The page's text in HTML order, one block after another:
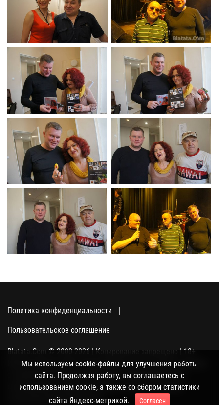
Политика конфиденциальности
Пользовательское соглашение
Blatata.Com © 2000-2026 | Копирование запрещено | 18+
Использование сайта подразумевает ваше полное согласие
с политикой конфиденциальности, пользовательским
соглашением и поддержкой куки, а также со сбором
статистики Яндекс-метрикой.
Мы используем cookie-файлы для улучшения работы
сайта. Продолжая работу, вы соглашаетесь с
использованием cookie, а также со сбором статистики
сайта Яндекс-метрикой.
Согласен